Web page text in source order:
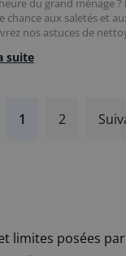
du grand ménage ?
chance aux saletés et
nos astuces de
suite
1 2
limites posées